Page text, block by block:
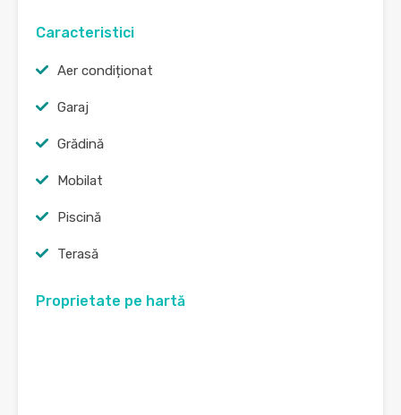
Caracteristici
Aer condiționat
Garaj
Grădină
Mobilat
Piscină
Terasă
Proprietate pe hartă